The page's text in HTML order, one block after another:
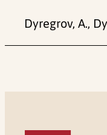
Dyregrov, A.,